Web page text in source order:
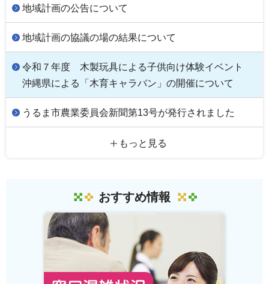
地域計画の公告について
地域計画の協議の場の結果について
令和７年度 木製玩具による子供向け体験イベント
沖縄県による「木育キャラバン」の開催について
うるま市農業委員会新聞第13号が発行されました
もっと見る
おすすめ情報